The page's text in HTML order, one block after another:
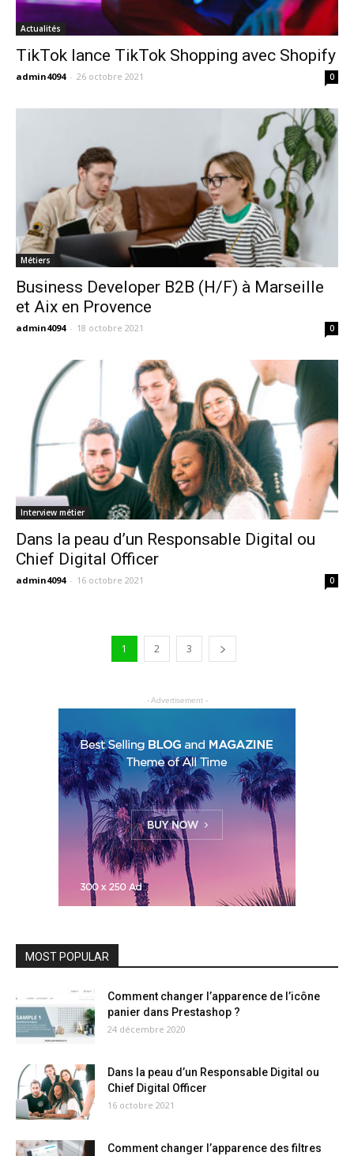
Actualités
TikTok lance TikTok Shopping avec Shopify
admin4094 - 26 octobre 2021 0
Métiers
Business Developer B2B (H/F) à Marseille
et Aix en Provence
admin4094 - 18 octobre 2021 0
Interview métier
Dans la peau d’un Responsable Digital ou
Chief Digital Officer
admin4094 - 16 octobre 2021 0
1 2 3
- Advertisement -
MOST POPULAR
Comment changer l’apparence de l’icône
panier dans Prestashop ?
24 décembre 2020
Dans la peau d’un Responsable Digital ou
Chief Digital Officer
16 octobre 2021
Comment changer l’apparence des filtres